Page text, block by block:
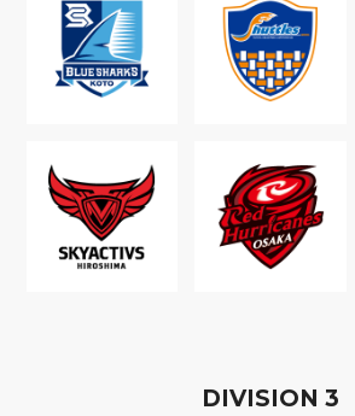
DIVISION 3